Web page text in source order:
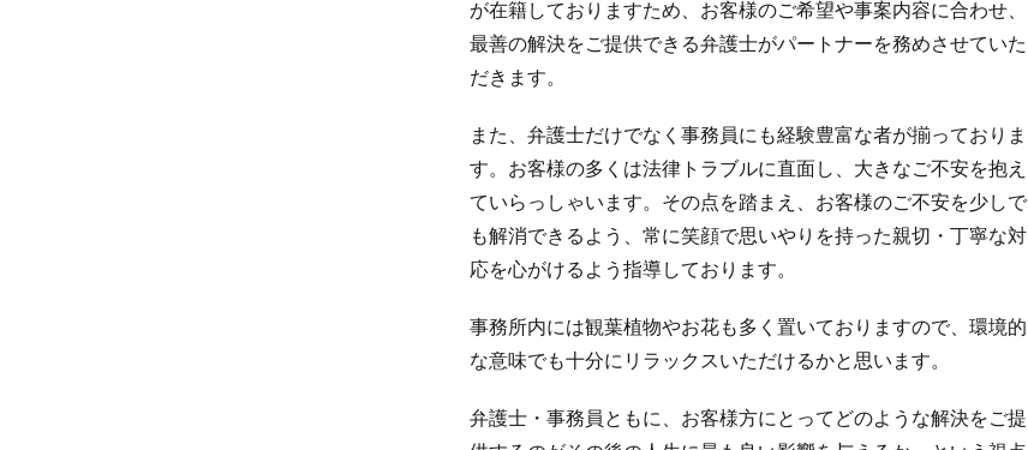
が在籍しておりますため、お客様のご希望や事案内容に合わせ、
最善の解決をご提供できる弁護士がパートナーを務めさせていた
だきます。
また、弁護士だけでなく事務員にも経験豊富な者が揃っておりま
す。お客様の多くは法律トラブルに直面し、大きなご不安を抱え
ていらっしゃいます。その点を踏まえ、お客様のご不安を少しで
も解消できるよう、常に笑顔で思いやりを持った親切・丁寧な対
応を心がけるよう指導しております。
事務所内には観葉植物やお花も多く置いておりますので、環境的
な意味でも十分にリラックスいただけるかと思います。
弁護士・事務員ともに、お客様方にとってどのような解決をご提